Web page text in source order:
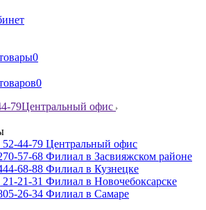
0
0
79Центральный офис
44-79 Центральный офис
57-68 Филиал в Засвияжском районе
68-88 Филиал в Кузнецке
21-31 Филиал в Новочебоксарске
26-34 Филиал в Самаре